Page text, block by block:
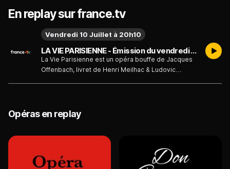
En replay sur france.tv
LA VIE PARISIENNE - Émission du vendredi 10 juillet
La Vie Parisienne est un opéra bouffe de Jacques
Offenbach, livret de Henri Meilhac & Ludovic
Vendredi 10 Juillet à 20h10
Opéras en replay